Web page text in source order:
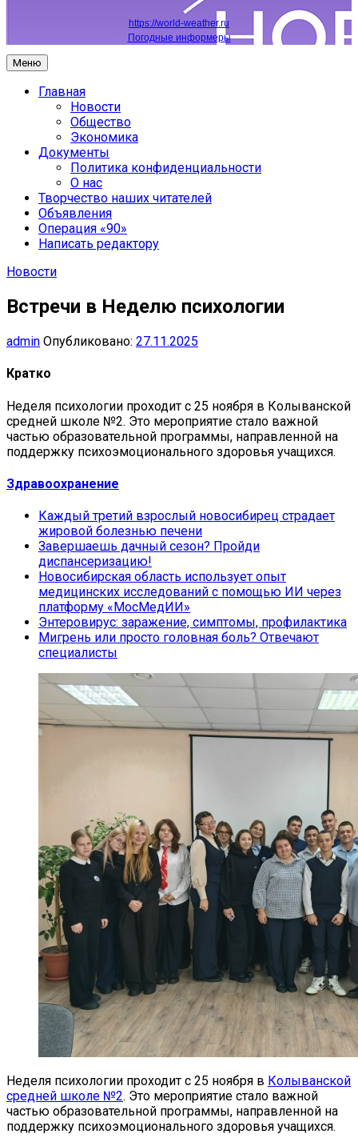
https://world-weather.ru
Погодные информеры
Меню
Главная
Новости
Общество
Экономика
Документы
Политика конфиденциальности
О нас
Творчество наших читателей
Объявления
Операция «90»
Написать редактору
Новости
Встречи в Неделю психологии
admin Опубликовано: 27.11.2025
Кратко
Неделя психологии проходит с 25 ноября в Колыванской
средней школе №2. Это мероприятие стало важной
частью образовательной программы, направленной на
поддержку психоэмоционального здоровья учащихся.
Здравоохранение
Каждый третий взрослый новосибирец страдает
жировой болезнью печени
Завершаешь дачный сезон? Пройди
диспансеризацию!
Новосибирская область использует опыт
медицинских исследований с помощью ИИ через
платформу «МосМедИИ»
Энтеровирус: заражение, симптомы, профилактика
Мигрень или просто головная боль? Отвечают
специалисты
Неделя психологии проходит с 25 ноября в Колыванской
средней школе №2. Это мероприятие стало важной
частью образовательной программы, направленной на
поддержку психоэмоционального здоровья учащихся.